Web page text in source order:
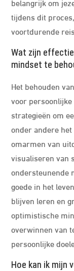
tijdens dit
voortdurende
Wat zijn
mindset te
Het behouden
voor
strategieën om
onder andere
omarmen van
visualiseren van
ondersteunende
goede in het
blijven leren en
optimistische
overwinnen van
persoonlijke
Hoe kan ik mijn